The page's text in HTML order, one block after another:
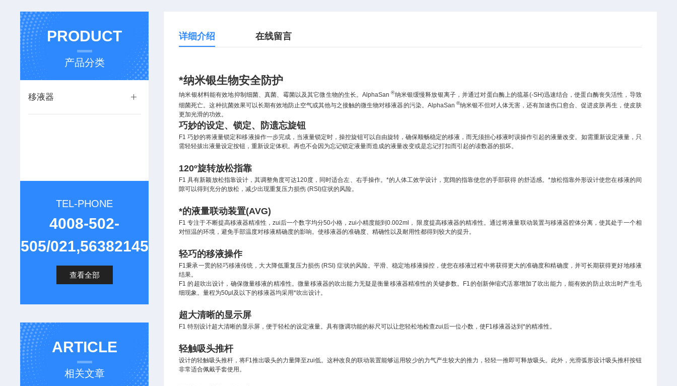
PRODUCT
产品分类
移液器
TEL-PHONE
4008-502-
505/021,56382145
查看全部
ARTICLE
相关文章
详细介绍 在线留言
*纳米银生物安全防护
纳米银材料能有效地抑制细菌、真菌、霉菌以及其它微生物的生长。AlphaSan®纳米银缓慢释放银离子，并通过对蛋白酶上的巯基(-SH)迅速结合，使蛋白酶丧失活性，导致
细菌死亡。这种抗菌效果可以长期有效地防止空气或其他与之接触的微生物对移液器的污染。 AlphaSan ®纳米银不但对人体无害，还有加速伤口愈合、促进皮肤再生，使皮肤
更加光滑的功效。
巧妙的设定、锁定、防遗忘旋钮
F1 巧妙的将液量锁定和移液操作一步完成，当液量锁定时，操控旋钮可以自由旋转，确保顺畅稳定的移液，而无须担心移液时误操作引起的液量改变。如需重新设定液量，只
需轻轻拔出液量设定按钮，重新设定体积。再也不会因为忘记锁定液量而造成的液量改变或是忘记打扣而引起的读数器的损坏。
120º旋转放松指靠
F1 具有新颖放松指靠设计，其调整角度可达120度，同时适合左、右手操作。*的人体工效学设计，宽阔的指靠使您的手部获得 的舒适感。*放松指靠外形设计使您在移液的间
隙可以得到充分的放松，减少出现重复压力损伤 (RSI)症状的风险。
*的液量联动装置(AVG)
F1 专注于不断提高移液器精准性，zui后一个数字均分50小格，zui小精度能到0.002ml， 限度提高移液器的精准性。通过将液量联动装置与移液器腔体分离，使其处于一个相
对恒温的环境，避免手部温度对移液精确度的影响。使移液器的准确度、精确性以及耐用性都得到较大的提升。
轻巧的移液操作
F1秉承一贯的轻巧移液传统 ，大大降低重复压力损伤 (RSI) 症状的风险。平滑、稳定地移液操控，使您在移液过程中将获得更大的准确度和精确度，并可长期获得更好地移液
结果。
F1 的超吹出设计，确保微量移液的精准性。微量移液器的吹出能力无疑是衡量移液器精准性的关键参数。
F1的创新伸缩式活塞增加了吹出能力，能有效的防止吹出时产生毛
细现象。量程为50μl及以下的移液器均采用*吹出设计。
超大清晰的显示屏
F1特别设计超大清晰的显示屏，便于轻松的设定液量。具有微调功能的标尺可以让您轻松地检查zui后一位小数，使 F1移液器达到*的精准性。
轻触吸头推杆
设计的轻触吸头推杆，将F1推出吸头的力量降至zui低。这种改良的联动装置能够运用较少的力气产生较大的推力，轻轻一推即可释放吸头。此外，光滑弧形设计吸头推杆按钮
非常适合佩戴手套使用。